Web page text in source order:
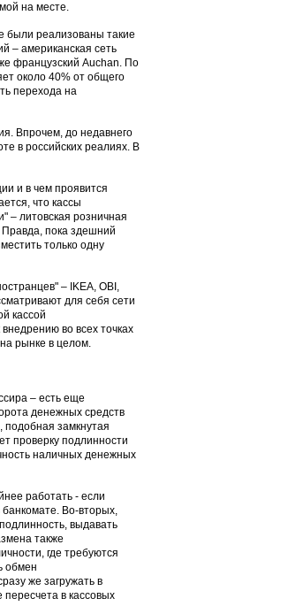
на месте.
были реализованы такие
– американская сеть
французский Auchan. По
около 40% от общего
перехода на
Впрочем, до недавнего
в российских реалиях. В
и в чем проявится
что кассы
– литовская розничная
Правда, пока здешний
только одну
– IKEA, OBI,
для себя сети
кассой
во всех точках
рынке в целом.
– есть еще
денежных средств
подобная замкнутая
проверку подлинности
наличных денежных
работать - если
банкомате. Во-вторых,
выдавать
также
где требуются
обмен
же загружать в
в кассовых